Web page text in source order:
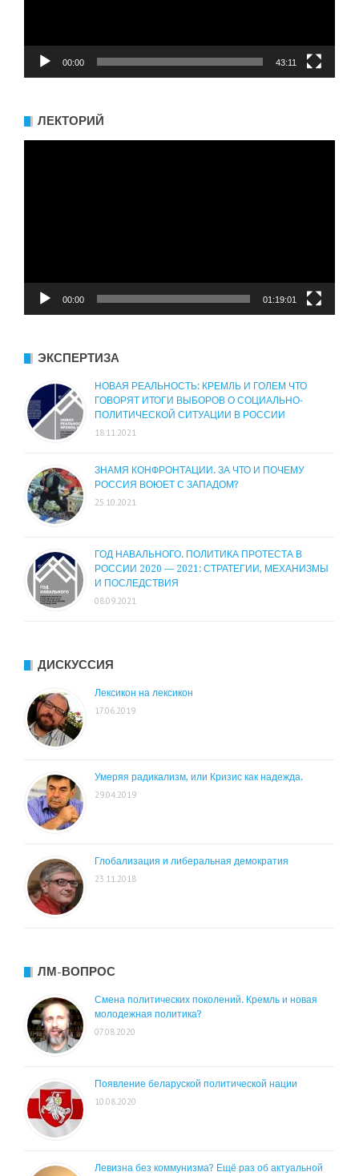
00:00 43:11
ЛЕКТОРИЙ
00:00 01:19:01
ЭКСПЕРТИЗА
НОВАЯ РЕАЛЬНОСТЬ: КРЕМЛЬ И ГОЛЕМ ЧТО
ГОВОРЯТ ИТОГИ ВЫБОРОВ О СОЦИАЛЬНО-
ПОЛИТИЧЕСКОЙ СИТУАЦИИ В РОССИИ
18.11.2021
ЗНАМЯ КОНФРОНТАЦИИ. ЗА ЧТО И ПОЧЕМУ
РОССИЯ ВОЮЕТ С ЗАПАДОМ?
25.10.2021
ГОД НАВАЛЬНОГО. ПОЛИТИКА ПРОТЕСТА В
РОССИИ 2020 — 2021: СТРАТЕГИИ, МЕХАНИЗМЫ
И ПОСЛЕДСТВИЯ
08.09.2021
ДИСКУССИЯ
Лексикон на лексикон
17.06.2019
Умеряя радикализм, или Кризис как надежда.
29.04.2019
Глобализация и либеральная демократия
23.11.2018
ЛМ-ВОПРОС
Смена политических поколений. Кремль и новая
молодежная политика?
07.08.2020
Появление беларуской политической нации
10.08.2020
Левизна без коммунизма? Ещё раз об актуальной